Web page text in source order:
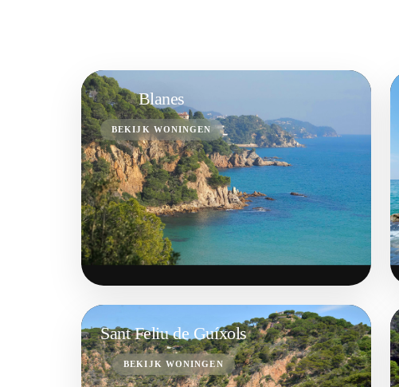
Blanes
BEKIJK WONINGEN
Sant Feliu de Guíxols
BEKIJK WONINGEN